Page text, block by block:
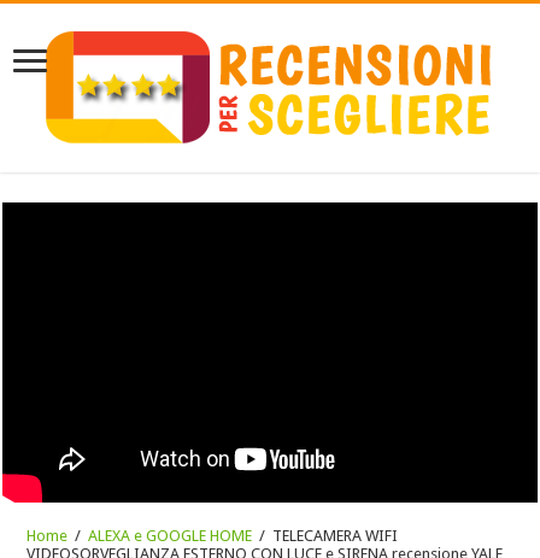
Home / ALEXA e GOOGLE HOME / TELECAMERA WIFI
VIDEOSORVEGLIANZA ESTERNO CON LUCE e SIRENA recensione YALE